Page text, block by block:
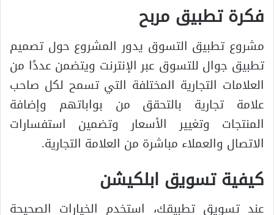
فكرة تطبيق مربح
مشروع تطبيق التسوق يدور المشروع حول تصميم
تطبيق جوال للتسوق عبر الإنترنت ويتضمن عددًا من
العلامات التجارية المختلفة التي تسمح لكل صاحب
علامة تجارية بالتحقق من بواباتهم وإضافة
المنتجات وتغيير الأسعار وتضمين استفسارات
الاتصال والعملاء مباشرة من العلامة التجارية.
كيفية تسويق ابلكيشن
عند تسويق تطبيقك، استخدم الخيارات الصحيحة